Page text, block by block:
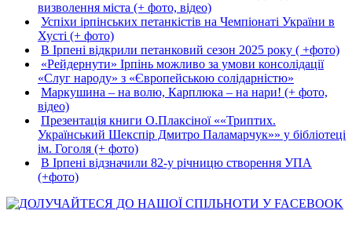
визволення міста (+ фото, відео)
Успіхи ірпінських петанкістів на Чемпіонаті України в
Хусті (+ фото)
В Ірпені відкрили петанковий сезон 2025 року ( +фото)
«Рейдернути» Ірпінь можливо за умови консолідації
«Слуг народу» з «Європейською солідарністю»
Маркушина – на волю, Карплюка – на нари! (+ фото,
відео)
Презентація книги О.Плаксіної ««Триптих.
Український Шекспір Дмитро Паламарчук»» у бібліотеці
ім. Гоголя (+ фото)
В Ірпені відзначили 82-у річницю створення УПА
(+фото)